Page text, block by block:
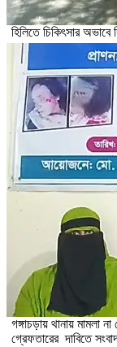
হিলিতে চিকিৎসার
গঙ্গাচড়ায় থানায় মামলা
গ্রেফতারের দাবিতে